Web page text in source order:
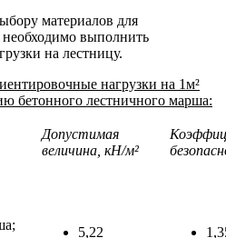
материалов для
необходимо выполнить
на лестницу.
нагрузки на 1м²
бетонного лестничного марша:
Допустимая
величина, кН/м²
5,22